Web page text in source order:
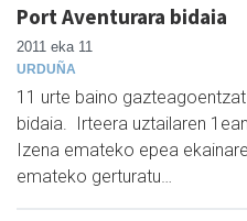
Port Aventurara bidaia
2011 eka 11
URDUÑA
11 urte baino
bidaia. Irteera uztailaren
Izena emateko epea
emateko gerturatu…